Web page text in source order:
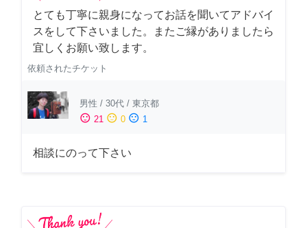
とても丁寧に親身になってお話を聞いてアドバイ
スをして下さいました。またご縁がありましたら
宜しくお願い致します。
依頼されたチケット
男性 / 30代 / 東京都
sentiment_satisfied 21 sentiment_neutral 0 sentiment_dissatisfied 1
相談にのって下さい